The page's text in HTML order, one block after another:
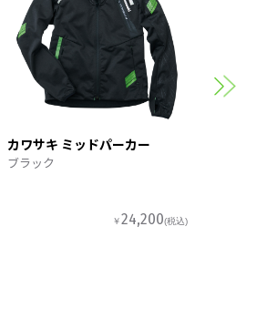
カワサキ ミッドパーカー
ブラック
￥24,200(税込)
スポ